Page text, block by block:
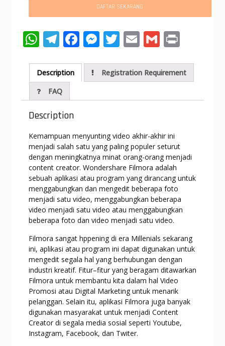
DAFTAR SEKARANG
W
at
s
A
p
p
T
e
gr
a
m
F
e
b
o
k
M
ss
e
n
er
T
itt
er
E
ai
l
G
ai
l
Pr
t
Description
Registration Requirement
FAQ
Description
Kemampuan menyunting video akhir-akhir ini
menjadi salah satu yang paling populer seturut
dengan meningkatnya minat orang-orang menjadi
content creator. Wondershare Filmora adalah
sebuah aplikasi atau program yang dirancang untuk
menggabungkan dan mengedit beberapa foto
menjadi satu video, menggabungkan beberapa
video menjadi satu video atau menggabungkan
beberapa foto dan video menjadi satu video.
Filmora sangat hppening di era Millenials sekarang
ini, aplikasi atau program ini dapat digunakan untuk
mengedit segala hal yang berhubungan dengan
industri kreatif. Fitur–fitur yang beragam ditawarkan
Filmora untuk membantu kita dalam hal Video
Promosi atau Digital Marketing untuk menarik
pelanggan. Selain itu, aplikasi Filmora juga banyak
digunakan masyarakat untuk menjadi Content
Creator di segala media sosial seperti Youtube,
Instagram, Facebook, dan Twiter.